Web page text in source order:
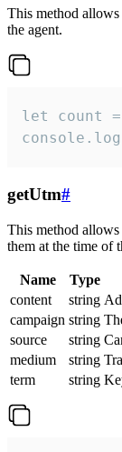
This method allows
the agent.
let count =
getUtm#
This method
them at the time of
Name Type
content
string
campaign string
source
string
medium
string
term
string